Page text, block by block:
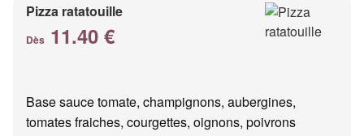
Pizza ratatouille
Dès 11.40 €
Base sauce tomate, champignons, aubergines,
tomates fraiches, courgettes, oignons, poivrons